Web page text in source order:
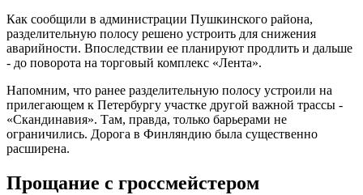
Как сообщили в администрации Пушкинского района,
разделительную полосу решено устроить для снижения
аварийности. Впоследствии ее планируют продлить и дальше
- до поворота на торговый комплекс «Лента».
Напомним, что ранее разделительную полосу устроили на
прилегающем к Петербургу участке другой важной трассы -
«Скандинавия». Там, правда, только барьерами не
ограничились. Дорога в Финляндию была существенно
расширена.
Прощание с гроссмейстером